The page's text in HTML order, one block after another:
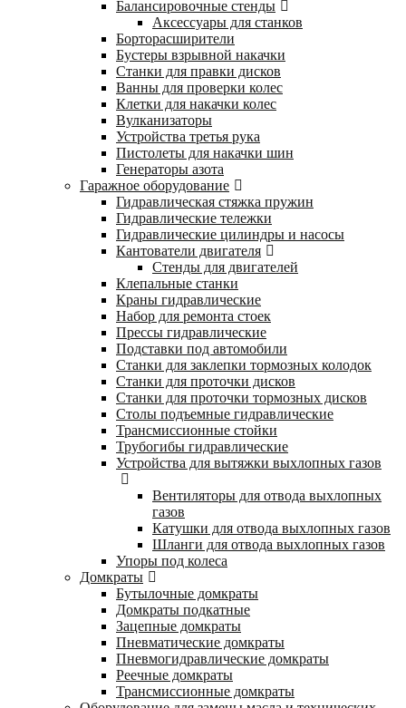
Балансировочные стенды
Аксессуары для станков
Борторасширители
Бустеры взрывной накачки
Станки для правки дисков
Ванны для проверки колес
Клетки для накачки колес
Вулканизаторы
Устройства третья рука
Пистолеты для накачки шин
Генераторы азота
Гаражное оборудование
Гидравлическая стяжка пружин
Гидравлические тележки
Гидравлические цилиндры и насосы
Кантователи двигателя
Стенды для двигателей
Клепальные станки
Краны гидравлические
Набор для ремонта стоек
Прессы гидравлические
Подставки под автомобили
Станки для заклепки тормозных колодок
Станки для проточки дисков
Станки для проточки тормозных дисков
Столы подъемные гидравлические
Трансмиссионные стойки
Трубогибы гидравлические
Устройства для вытяжки выхлопных газов
Вентиляторы для отвода выхлопных
газов
Катушки для отвода выхлопных газов
Шланги для отвода выхлопных газов
Упоры под колеса
Домкраты
Бутылочные домкраты
Домкраты подкатные
Зацепные домкраты
Пневматические домкраты
Пневмогидравлические домкраты
Реечные домкраты
Трансмиссионные домкраты